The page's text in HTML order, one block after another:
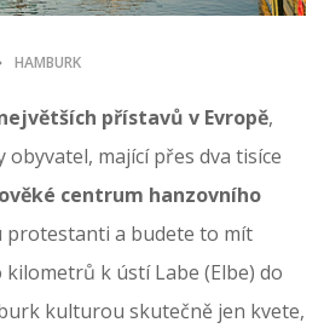
HAMBURK
přístavů v Evropě,
obyvatel, mající přes dva tisíce
centrum hanzovního
protestanti a budete to mít
k ústí Labe (Elbe) do
kulturou skutečně jen kvete,